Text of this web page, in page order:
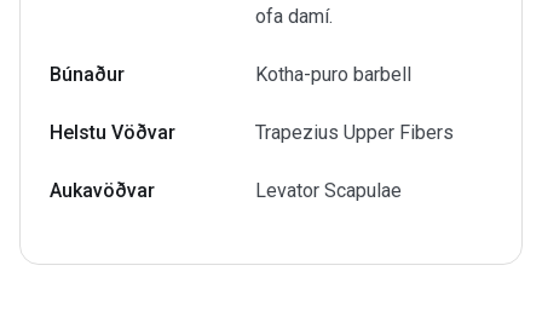
ofa damí.
Búnaður Kotha-puro barbell
Helstu Vöðvar Trapezius Upper Fibers
Aukavöðvar Levator Scapulae